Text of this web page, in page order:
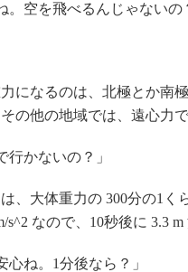
。空を飛べるんじゃないの
になるのは、北極とか南
の他の地域では、遠心力
行かないの？」
、大体重力の 300分の1く
s^2 なので、10秒後に 3.3
心ね。1分後なら？」